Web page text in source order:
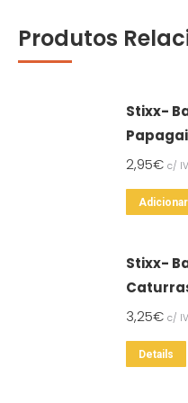
Produtos
Stixx-
2,95€ c/
Adicionar
Stixx-
3,25€ c/
Details